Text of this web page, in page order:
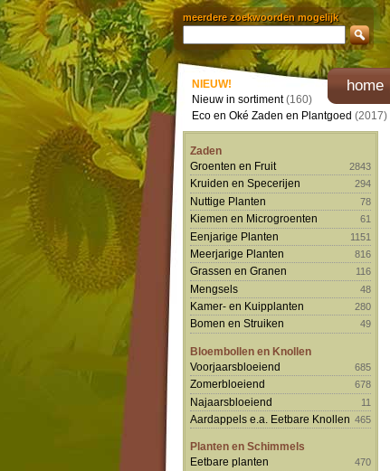
meerdere zoekwoorden mogelijk
home
NIEUW!
Nieuw in sortiment(160)
Eco en Oké Zaden en Plantgoed (2017)
Zaden
Groenten en Fruit
2843
Kruiden en Specerijen 294
Nuttige Planten 78
Kiemen en Microgroenten 61
Eenjarige Planten 1151
Meerjarige Planten 816
Grassen en Granen 116
Mengsels 48
Kamer- en Kuipplanten 280
Bomen en Struiken 49
Bloembollen en Knollen
Voorjaarsbloeiend
685
Zomerbloeiend 678
Najaarsbloeiend 11
Aardappels e.a. Eetbare Knollen 465
Planten en Schimmels
Eetbare planten
470